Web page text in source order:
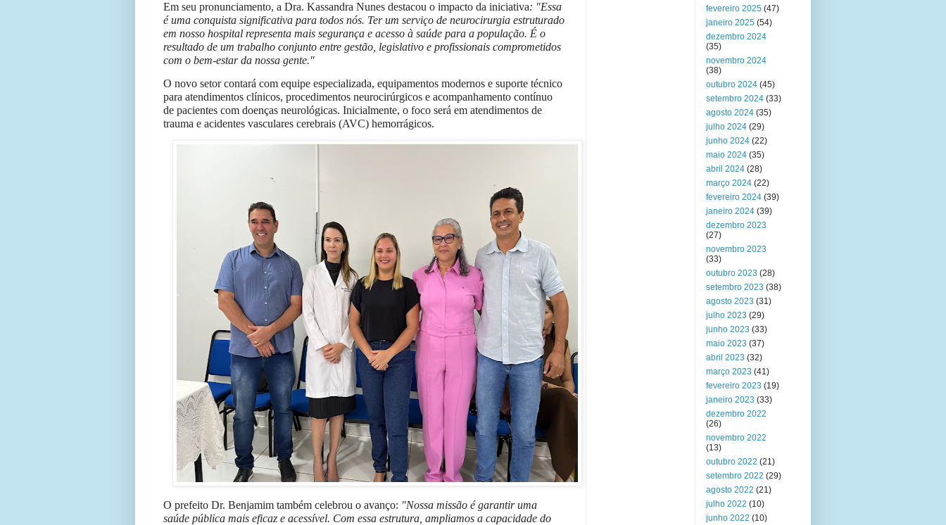
Em seu pronunciamento, a Dra. Kassandra Nunes destacou o impacto da iniciativa: "Essa
é uma conquista significativa para todos nós. Ter um serviço de neurocirurgia estruturado
em nosso hospital representa mais segurança e acesso à saúde para a população. É o
resultado de um trabalho conjunto entre gestão, legislativo e profissionais comprometidos
com o bem-estar da nossa gente."
O novo setor contará com equipe especializada, equipamentos modernos e suporte técnico
para atendimentos clínicos, procedimentos neurocirúrgicos e acompanhamento contínuo
de pacientes com doenças neurológicas. Inicialmente, o foco será em atendimentos de
trauma e acidentes vasculares cerebrais (AVC) hemorrágicos.
O prefeito Dr. Benjamim também celebrou o avanço: "Nossa missão é garantir uma
saúde pública mais eficaz e acessível. Com essa estrutura, ampliamos a capacidade do
fevereiro 2025 (47)
janeiro 2025 (54)
dezembro 2024
(35)
novembro 2024
(38)
outubro 2024 (45)
setembro 2024 (33)
agosto 2024 (35)
julho 2024 (29)
junho 2024 (22)
maio 2024 (35)
abril 2024 (28)
março 2024 (22)
fevereiro 2024 (39)
janeiro 2024 (39)
dezembro 2023
(27)
novembro 2023
(33)
outubro 2023 (28)
setembro 2023 (38)
agosto 2023 (31)
julho 2023 (29)
junho 2023 (33)
maio 2023 (37)
abril 2023 (32)
março 2023 (41)
fevereiro 2023 (19)
janeiro 2023 (33)
dezembro 2022
(26)
novembro 2022
(13)
outubro 2022 (21)
setembro 2022 (29)
agosto 2022 (21)
julho 2022 (10)
junho 2022 (10)